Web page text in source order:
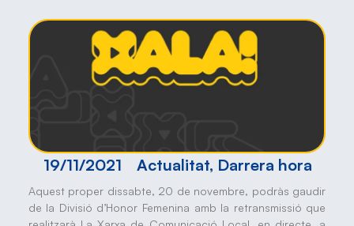
19/11/2021 Actualitat, Darrera hora
Aquest proper dissabte, 20 de novembre, podràs gaudir
de la Divisió d’Honor Femenina amb la retransmissió que